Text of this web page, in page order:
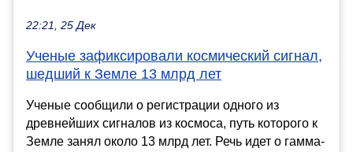
22:21, 25 Дек
Ученые зафиксировали космический сигнал,
шедший к Земле 13 млрд лет
Ученые сообщили о регистрации одного из
древнейших сигналов из космоса, путь которого к
Земле занял около 13 млрд лет. Речь идет о гамма-